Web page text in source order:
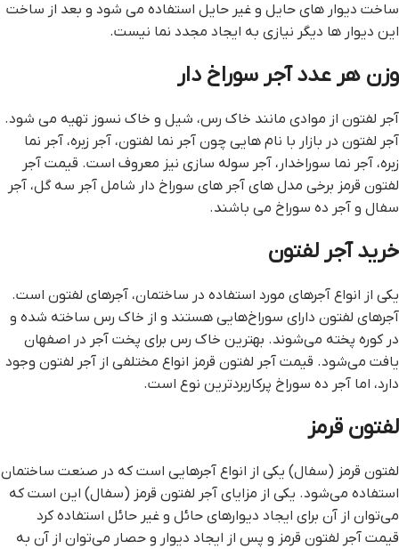
ساخت دیوار های حایل و غیر حایل استفاده می شود و بعد از ساخت
این دیوار ها دیگر نیازی به ایجاد مجدد نما نیست.
وزن هر عدد آجر سوراخ دار
آجر لفتون از موادی مانند خاک رس، شیل و خاک نسوز تهیه می شود.
آجر لفتون در بازار با نام هایی چون آجر نما لفتون، آجر زبره، آجر نما
زبره، آجر نما سوراخدار، آجر سوله سازی نیز معروف است. قيمت آجر
لفتون قرمز برخی مدل های آجر های سوراخ دار شامل آجر سه گل، آجر
سفال و آجر ده سوراخ می باشند.
خرید آجر لفتون
یکی از انواع آجرهای مورد استفاده در ساختمان، آجرهای لفتون است.
آجرهای لفتون دارای سوراخ‌هایی هستند و از خاک رس ساخته شده و
در کوره پخته می‌شوند. بهترین خاک رس برای پخت آجر در اصفهان
یافت می‌شود. قيمت آجر لفتون قرمز انواع مختلفی از آجر لفتون وجود
دارد، اما آجر ده سوراخ پرکاربردترین نوع است.
لفتون قرمز
لفتون قرمز (سفال) یکی از انواع آجرهایی است که در صنعت ساختمان
استفاده می‌شود. یکی از مزایای آجر لفتون قرمز (سفال) این است که
می‌توان از آن برای ایجاد دیوارهای حائل و غیر حائل استفاده کرد
قيمت آجر لفتون قرمز و پس از ایجاد دیوار و حصار می‌توان از آن به